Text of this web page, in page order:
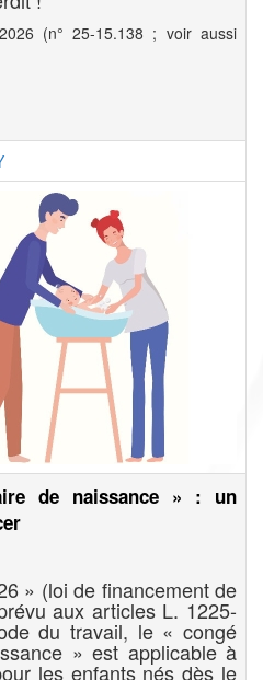
(n° 25-15.138 ; voir aussi
de naissance » : un
» (loi de financement de
aux articles L. 1225-
du travail, le « congé
» est applicable à
les enfants nés dès le